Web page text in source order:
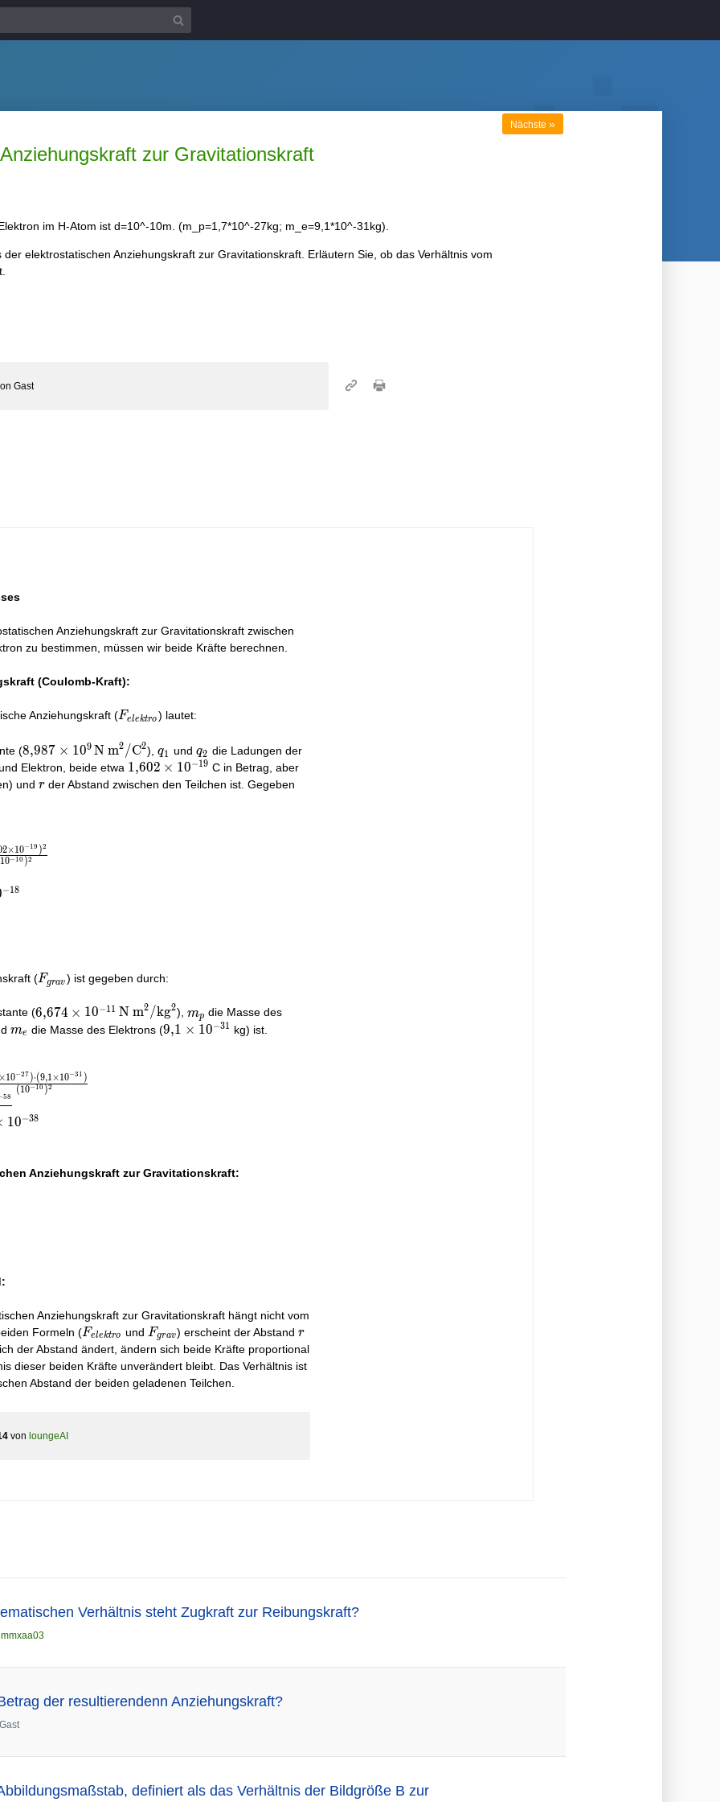
zur Gravitationskraft
Nächste »
im H-Atom ist d=10^-10m. (m_p=1,7*10^-27kg; m_e=9,1*10^-31kg).
der elektrostatischen Anziehungskraft zur Gravitationskraft. Erläutern Sie, ob das Verhältnis vom
Gast
Anziehungskraft zur Gravitationskraft zwischen
zu bestimmen, müssen wir beide Kräfte berechnen.
(Coulomb-Kraft):
Anziehungskraft (F_{elektro}
Felektro) lautet:
(8,987 \times 10^9
\, \text{N
m}^2/\text{C}^2
8,987 × 109 N m2 /C2),q_1
q1 undq_2
q2 die Ladungen der
Elektron, beide etwa 1,602
\times
1,602 × 10−19 C in Betrag, aber
und r
rder Abstand zwischen den Teilchen ist. Gegeben
10−1 0 )2
2×10−1 9 )2
−18
(F_{grav}
Fgrav) ist gegeben durch:
(6,674 \times
10^{-11} \,
6,674 × 10−1 1 N m2 /kg2), m_p
mp die Masse des
m_e
me die Masse des Elektrons (9,1
9,1 × 10−31 kg) ist.
(10−10)2
10−27 )⋅(9,1×10−31 )
58
10−38
Anziehungskraft zur Gravitationskraft:
Anziehungskraft zur Gravitationskraft hängt nicht vom
Formeln (F_{elektro}
Felektro und F_{grav}
Fgrav) erscheint der Abstandr
r
der Abstand ändert, ändern sich beide Kräfte proportional
dieser beiden Kräfte unverändert bleibt. Das Verhältnis ist
Abstand der beiden geladenen Teilchen.
von loungeAI
Verhältnis steht Zugkraft zur Reibungskraft?
mmxaa03
der resultierendenn Anziehungskraft?
Gast
definiert als das Verhältnis der Bildgröße B zur